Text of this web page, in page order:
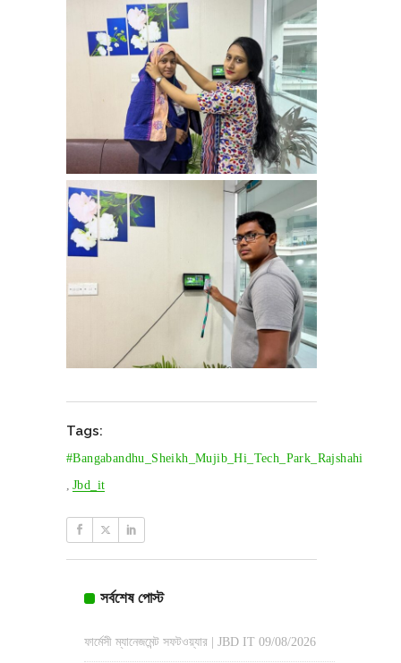
Tags:
#Bangabandhu_Sheikh_Mujib_Hi_Tech_Park_Rajshahi
, Jbd_it
সর্বশেষ পোস্ট
ফার্মেসী ম্যানেজমেন্ট সফটওয়্যার | JBD IT 09/08/2026